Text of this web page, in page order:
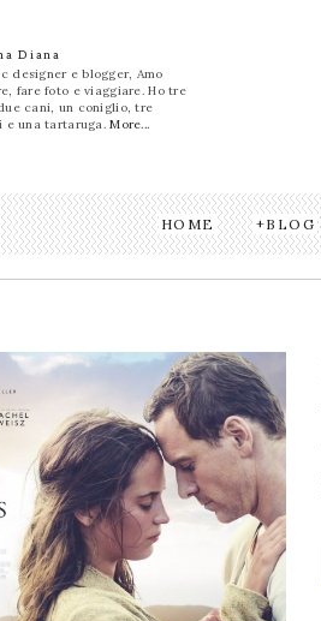
Diana
designer e blogger, Amo
fare foto e viaggiare. Ho tre
cani, un coniglio, tre
e una tartaruga.More...
HOME BLOG